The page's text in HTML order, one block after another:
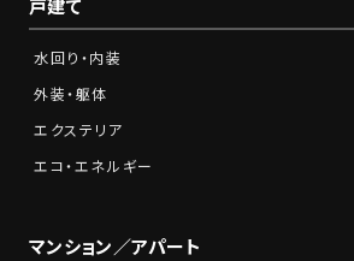
戸建て
水回り・内装
外装・躯体
エクステリア
エコ・エネルギー
マンション／アパート